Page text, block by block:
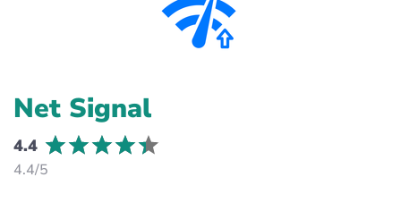
Net Signal
4.4
4.4/5